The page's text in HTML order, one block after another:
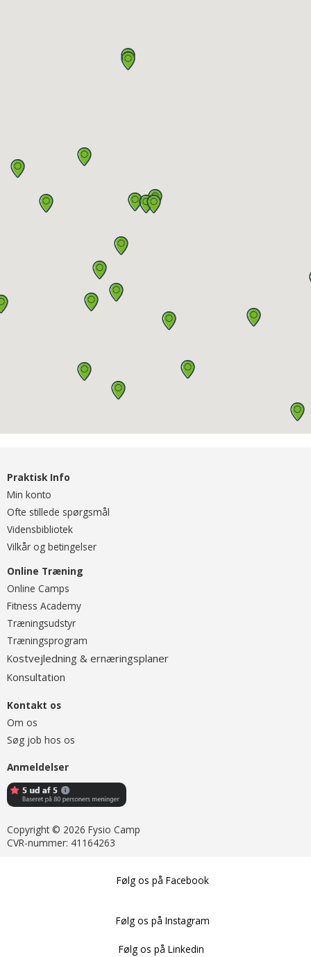
Praktisk Info
Min konto
Ofte stillede spørgsmål
Vidensbibliotek
Vilkår og betingelser
Online Træning
Online Camps
Fitness Academy
Træningsudstyr
Træningsprogram
Kostvejledning & ernæringsplaner
Konsultation
Kontakt os
Om os
Søg job hos os
Anmeldelser
Copyright © 2026 Fysio Camp
CVR-nummer: 41164263
Følg os på Facebook
Følg os på Instagram
Følg os på Linkedin